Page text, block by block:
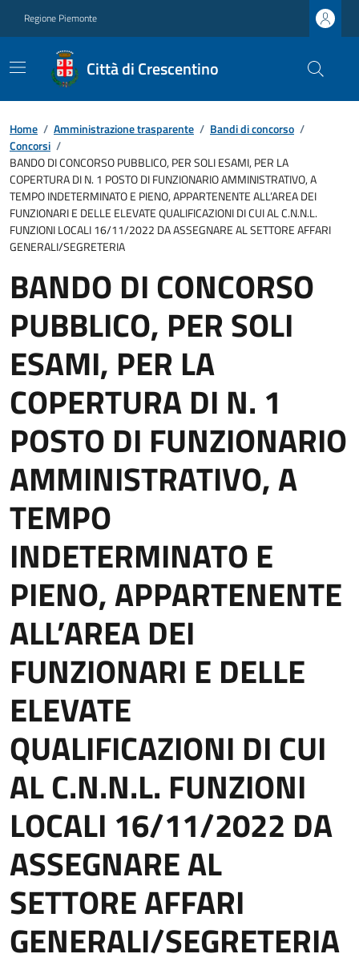
Regione Piemonte
Città di Crescentino
Home / Amministrazione trasparente / Bandi di concorso /
Concorsi /
BANDO DI CONCORSO PUBBLICO, PER SOLI ESAMI, PER LA
COPERTURA DI N. 1 POSTO DI FUNZIONARIO AMMINISTRATIVO, A
TEMPO INDETERMINATO E PIENO, APPARTENENTE ALL’AREA DEI
FUNZIONARI E DELLE ELEVATE QUALIFICAZIONI DI CUI AL C.N.N.L.
FUNZIONI LOCALI 16/11/2022 DA ASSEGNARE AL SETTORE AFFARI
GENERALI/SEGRETERIA
BANDO DI CONCORSO
PUBBLICO, PER SOLI
ESAMI, PER LA
COPERTURA DI N. 1
POSTO DI FUNZIONARIO
AMMINISTRATIVO, A
TEMPO
INDETERMINATO E
PIENO, APPARTENENTE
ALL’AREA DEI
FUNZIONARI E DELLE
ELEVATE
QUALIFICAZIONI DI CUI
AL C.N.N.L. FUNZIONI
LOCALI 16/11/2022 DA
ASSEGNARE AL
SETTORE AFFARI
GENERALI/SEGRETERIA